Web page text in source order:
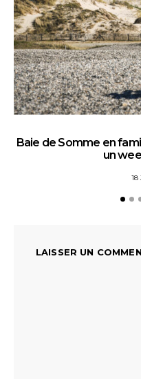
Baie de Somme en
un
18
LAISSER UN